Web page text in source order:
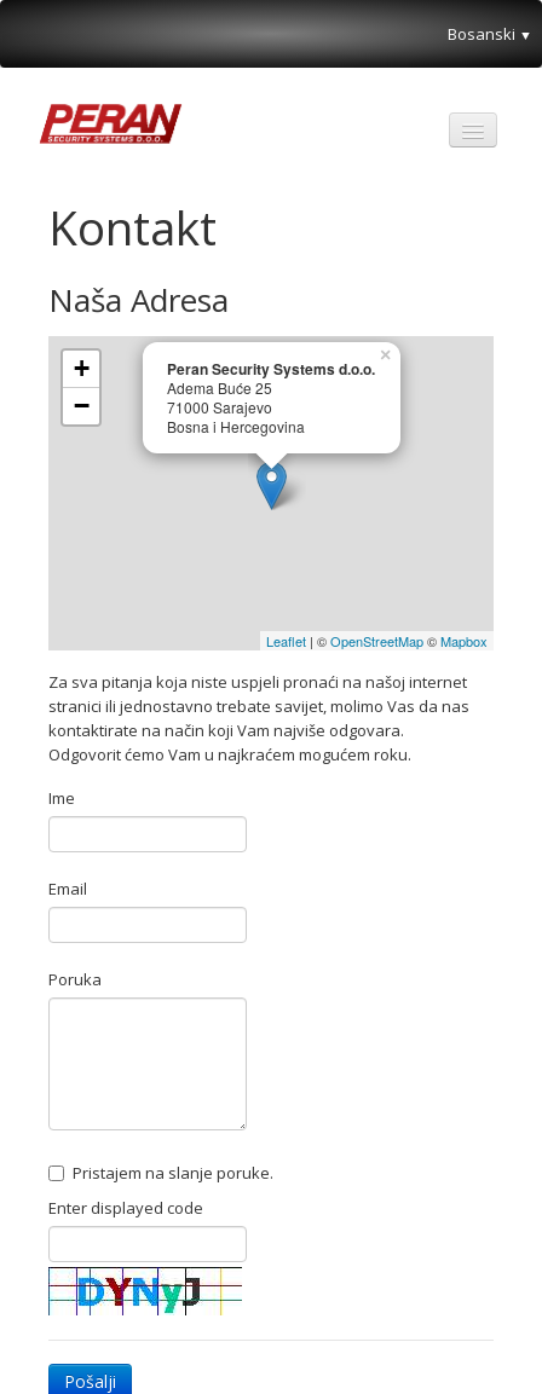
Bosanski ▼
O nama
Kontakt
Kontakt
Naša Adresa
Peran Security Systems d.o.o.
Adema Buće 25
71000 Sarajevo
Bosna i Hercegovina
×
+
−
Leaflet | ©OpenStreetMap©Mapbox
Za sva pitanja koja niste uspjeli pronaći na našoj internet
stranici ili jednostavno trebate savijet, molimo Vas da nas
kontaktirate na način koji Vam najviše odgovara.
Odgovorit ćemo Vam u najkraćem mogućem roku.
Ime
Email
Poruka
Pristajem na slanje poruke.
Enter displayed code
Pošalji